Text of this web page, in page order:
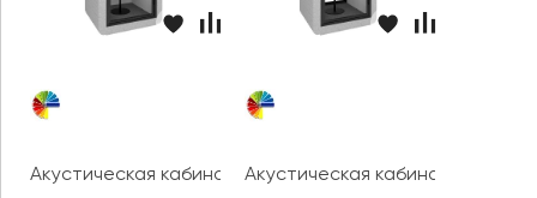
Акустическая кабина LWOP ONE feltАкустическая кабина LWOP